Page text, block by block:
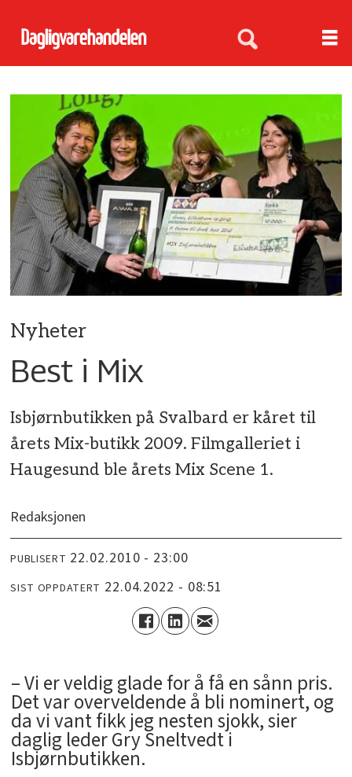
Nyheter
Best i Mix
Isbjørnbutikken på Svalbard er kåret til
årets Mix-butikk 2009. Filmgalleriet i
Haugesund ble årets Mix Scene 1.
Redaksjonen
PUBLISERT 22.02.2010 - 23:00
SIST OPPDATERT 22.04.2022 - 08:51
– Vi er veldig glade for å få en sånn pris.
Det var overveldende å bli nominert, og
da vi vant fikk jeg nesten sjokk, sier
daglig leder Gry Sneltvedt i
Isbjørnbutikken.